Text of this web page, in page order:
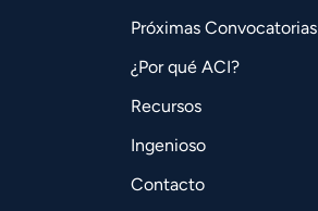
Próximas Convocatorias
¿Por qué ACI?
Recursos
Ingenioso
Contacto